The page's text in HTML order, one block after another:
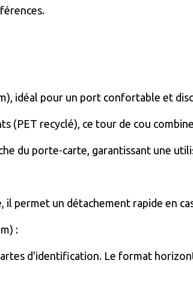
idéal pour un port confortable et
(PET recyclé), ce tour de cou
du porte-carte, garantissant une
permet un détachement rapide en
:
d'identification. Le format